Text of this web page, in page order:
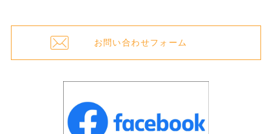
お問い合わせフォーム